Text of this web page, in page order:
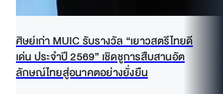
ศิษย์เก่า MUIC รับรางวัล “เยาวสตรีไทยดี
เด่น ประจำปี 2569” เชิดชูการสืบสานอัต
ลักษณ์ไทยสู่อนาคตอย่างยั่งยืน